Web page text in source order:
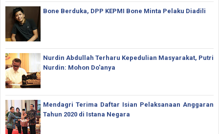
Bone Berduka, DPP KEPMI Bone Minta Pelaku Diadili
Nurdin Abdullah Terharu Kepedulian Masyarakat, Putri
Nurdin: Mohon Do'anya
Mendagri Terima Daftar Isian Pelaksanaan Anggaran
Tahun 2020 di Istana Negara